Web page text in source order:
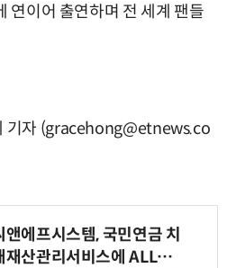
연이어 출연하며 전 세계 팬들
기자 (gracehong@etnews.co
앤에프시스템, 국민연금 치
재산관리서비스에 ALL# E